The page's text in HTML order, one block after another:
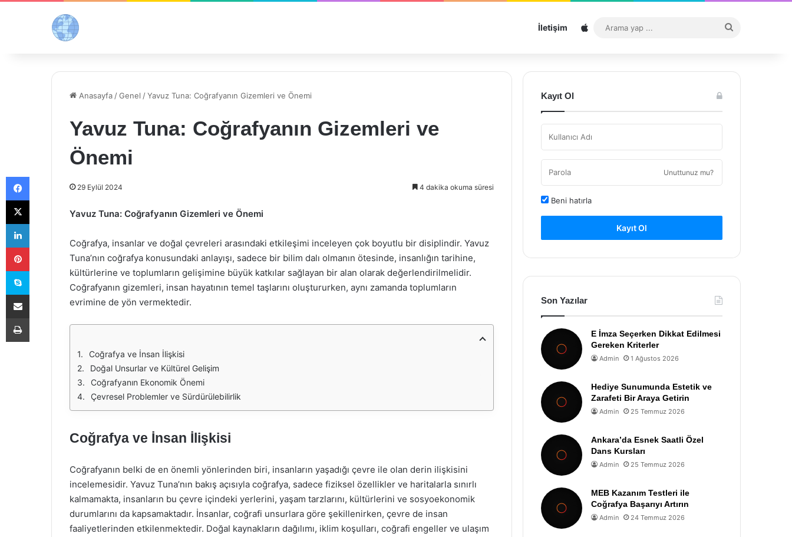
İletişim Sitemap
...
Anasayfa /Genel /Yavuz Tuna: Coğrafyanın Gizemleri ve Önemi
Yavuz Tuna: Coğrafyanın Gizemleri ve
Önemi
29 Eylül 2024 4 dakika okuma süresi
Yavuz Tuna: Coğrafyanın Gizemleri ve Önemi
Coğrafya, insanlar ve doğal çevreleri arasındaki etkileşimi inceleyen çok boyutlu bir disiplindir. Yavuz
Tuna’nın coğrafya konusundaki anlayışı, sadece bir bilim dalı olmanın ötesinde, insanlığın tarihine,
kültürlerine ve toplumların gelişimine büyük katkılar sağlayan bir alan olarak değerlendirilmelidir.
Coğrafyanın gizemleri, insan hayatının temel taşlarını oluştururken, aynı zamanda toplumların
evrimine de yön vermektedir.
Coğrafya ve İnsan İlişkisi
Doğal Unsurlar ve Kültürel Gelişim
Coğrafyanın Ekonomik Önemi
Çevresel Problemler ve Sürdürülebilirlik
Coğrafya ve İnsan İlişkisi
Coğrafyanın belki de en önemli yönlerinden biri, insanların yaşadığı çevre ile olan derin ilişkisini
incelemesidir. Yavuz Tuna’nın bakış açısıyla coğrafya, sadece fiziksel özellikler ve haritalarla sınırlı
kalmamakta, insanların bu çevre içindeki yerlerini, yaşam tarzlarını, kültürlerini ve sosyoekonomik
durumlarını da kapsamaktadır. İnsanlar, coğrafi unsurlara göre şekillenirken, çevre de insan
faaliyetlerinden etkilenmektedir. Doğal kaynakların dağılımı, iklim koşulları, coğrafi engeller ve ulaşım
Kayıt Ol
Unuttunuz mu?
Beni hatırla
Kayıt Ol
Son Yazılar
E İmza Seçerken Dikkat Edilmesi
Gereken Kriterler
Admin 1 Ağustos 2026
Hediye Sunumunda Estetik ve
Zarafeti Bir Araya Getirin
Admin 25 Temmuz 2026
Ankara’da Esnek Saatli Özel
Dans Kursları
Admin 25 Temmuz 2026
MEB Kazanım Testleri ile
Coğrafya Başarıyı Artırın
Admin 24 Temmuz 2026
Facebook
X
LinkedIn
Pinterest
Skype
E-Posta ile paylaş